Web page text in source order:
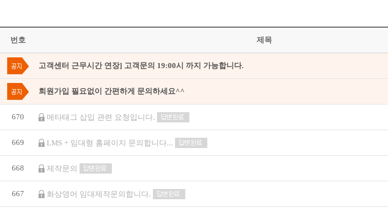
번호 제목
고객센터 근무시간 연장] 고객문의 19:00시 까지 가능합니다.
회원가입 필요없이 간편하게 문의하세요^^
670 메타태그 삽입 관련 요청입니다.
669 LMS + 임대형 홈페이지 문의합니다...
668 제작문의
667 화상영어 임대제작문의합니다.